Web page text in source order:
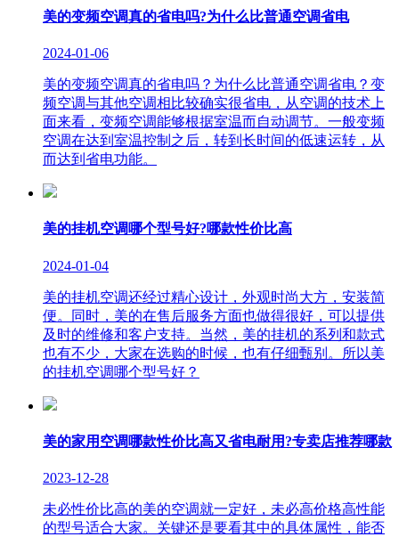
美的变频空调真的省电吗?为什么比普通空调省电
2024-01-06
美的变频空调真的省电吗？为什么比普通空调省电？变
频空调与其他空调相比较确实很省电，从空调的技术上
面来看，变频空调能够根据室温而自动调节。一般变频
空调在达到室温控制之后，转到长时间的低速运转，从
而达到省电功能。
美的挂机空调哪个型号好?哪款性价比高
2024-01-04
美的挂机空调还经过精心设计，外观时尚大方，安装简
便。同时，美的在售后服务方面也做得很好，可以提供
及时的维修和客户支持。当然，美的挂机的系列和款式
也有不少，大家在选购的时候，也有仔细甄别。所以美
的挂机空调哪个型号好？
美的家用空调哪款性价比高又省电耐用?专卖店推荐哪款
2023-12-28
未必性价比高的美的空调就一定好，未必高价格高性能
的型号适合大家。关键还是要看其中的具体属性，能否